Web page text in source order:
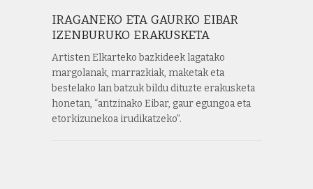
IRAGANEKO ETA GAURKO EIBAR
IZENBURUKO ERAKUSKETA
Artisten Elkarteko bazkideek lagatako
margolanak, marrazkiak, maketak eta
bestelako lan batzuk bildu dituzte erakusketa
honetan, “antzinako Eibar, gaur egungoa eta
etorkizunekoa irudikatzeko”.